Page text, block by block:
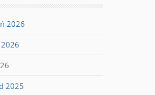
2026
2025